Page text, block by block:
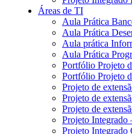
Áreas de TI
Aula Prática
Aula Prática
Aula prática
Aula Prática
Portfólio Projeto
Portfólio Projeto
Projeto de
Projeto de
Projeto de
Projeto Integrado
Projeto Integrado